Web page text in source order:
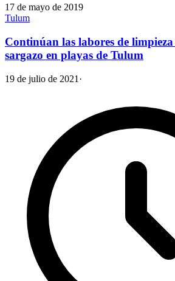
17 de mayo de 2019
Tulum
Continúan las labores de
sargazo en playas de Tulum
19 de julio de 2021 ·